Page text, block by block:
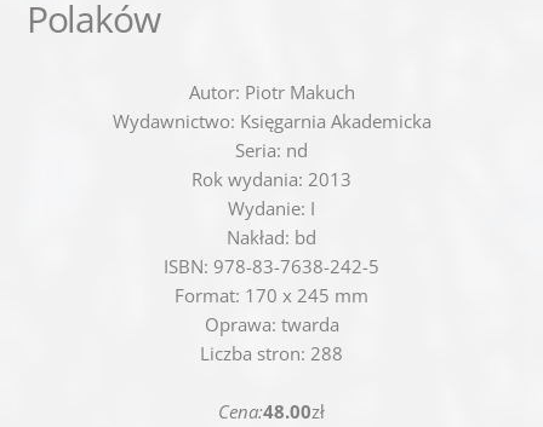
Polaków
Autor: Piotr Makuch
Wydawnictwo: Księgarnia Akademicka
Seria: nd
Rok wydania: 2013
Wydanie: I
Nakład: bd
ISBN: 978-83-7638-242-5
Format: 170 x 245 mm
Oprawa: twarda
Liczba stron: 288
Cena:48.00zł